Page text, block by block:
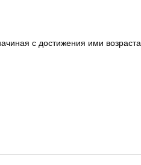
с достижения ими возраста